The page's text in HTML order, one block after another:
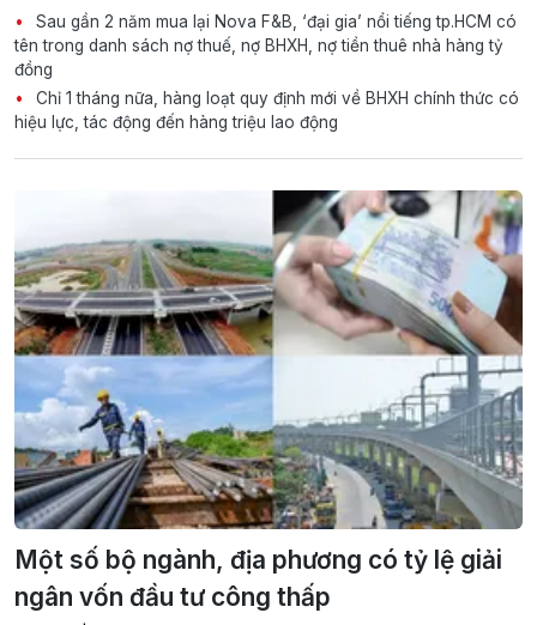
Sau gần 2 năm mua lại Nova F&B, ‘đại gia’ nổi tiếng tp.HCM có
tên trong danh sách nợ thuế, nợ BHXH, nợ tiền thuê nhà hàng tỷ
đồng
Chỉ 1 tháng nữa, hàng loạt quy định mới về BHXH chính thức có
hiệu lực, tác động đến hàng triệu lao động
Một số bộ ngành, địa phương có tỷ lệ giải
ngân vốn đầu tư công thấp